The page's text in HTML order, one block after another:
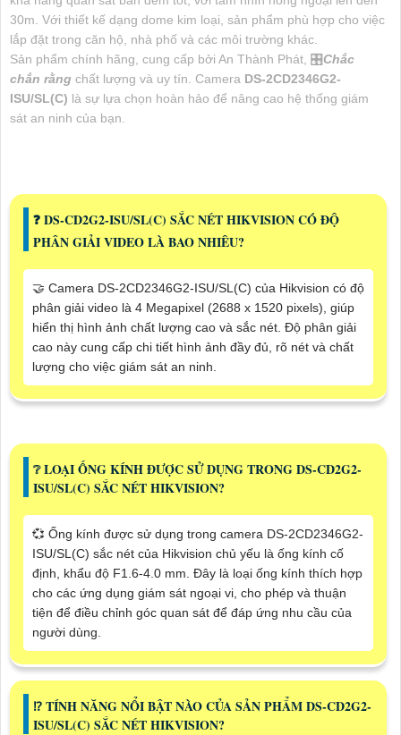
30m. Với thiết kế dạng dome kim loại, sản phẩm phù hợp cho việc
lắp đặt trong căn hộ, nhà phố và các môi trường khác.
Sản phẩm chính hãng, cung cấp bởi An Thành Phát, 🎛Chắc
chắn rằng chất lượng và uy tín. Camera DS-2CD2346G2-
ISU/SL(C) là sự lựa chọn hoàn hảo để nâng cao hệ thống giám
sát an ninh của bạn.
❓ DS-CD2G2-ISU/SL(C) SẮC NÉT HIKVISION CÓ ĐỘ
PHÂN GIẢI VIDEO LÀ BAO NHIÊU?
🤝 Camera DS-2CD2346G2-ISU/SL(C) của Hikvision có độ
phân giải video là 4 Megapixel (2688 x 1520 pixels), giúp
hiển thị hình ảnh chất lượng cao và sắc nét. Độ phân giải
cao này cung cấp chi tiết hình ảnh đầy đủ, rõ nét và chất
lượng cho việc giám sát an ninh.
❔ LOẠI ỐNG KÍNH ĐƯỢC SỬ DỤNG TRONG DS-CD2G2-
ISU/SL(C) SẮC NÉT HIKVISION?
💞 Ống kính được sử dụng trong camera DS-2CD2346G2-
ISU/SL(C) sắc nét của Hikvision chủ yếu là ống kính cố
định, khẩu độ F1.6-4.0 mm. Đây là loại ống kính thích hợp
cho các ứng dụng giám sát ngoại vi, cho phép và thuận
tiện để điều chỉnh góc quan sát để đáp ứng nhu cầu của
người dùng.
⁉️ TÍNH NĂNG NỔI BẬT NÀO CỦA SẢN PHẨM DS-CD2G2-
ISU/SL(C) SẮC NÉT HIKVISION?